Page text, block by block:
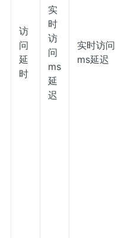
访
问
延
时
实
时
访
问
ms
延
迟
实时访问
ms延迟